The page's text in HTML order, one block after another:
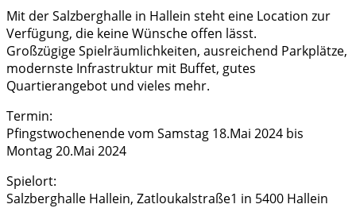
Mit der Salzberghalle in Hallein steht eine Location zur
Verfügung, die keine Wünsche offen lässt.
Großzügige Spielräumlichkeiten, ausreichend Parkplätze,
modernste Infrastruktur mit Buffet, gutes
Quartierangebot und vieles mehr.
Termin:
Pfingstwochenende vom Samstag 18.Mai 2024 bis
Montag 20.Mai 2024
Spielort:
Salzberghalle Hallein, Zatloukalstraße1 in 5400 Hallein